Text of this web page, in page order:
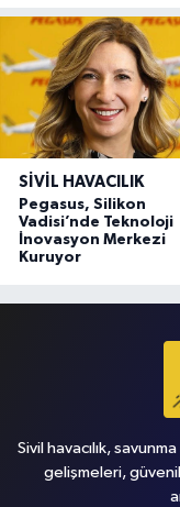
SIVIL HAVACILIK
Pegasus, Silikon
Vadisi’nde Teknoloji
İnovasyon Merkezi
Kuruyor
Sivil havacılık,
gelişmeleri,